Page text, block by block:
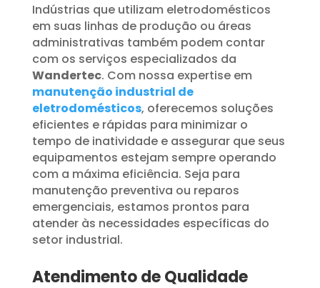
Indústrias que utilizam eletrodomésticos
em suas linhas de produção ou áreas
administrativas também podem contar
com os serviços especializados da
Wandertec. Com nossa expertise em
manutenção industrial de
eletrodomésticos, oferecemos soluções
eficientes e rápidas para minimizar o
tempo de inatividade e assegurar que seus
equipamentos estejam sempre operando
com a máxima eficiência. Seja para
manutenção preventiva ou reparos
emergenciais, estamos prontos para
atender às necessidades específicas do
setor industrial.
Atendimento de Qualidade